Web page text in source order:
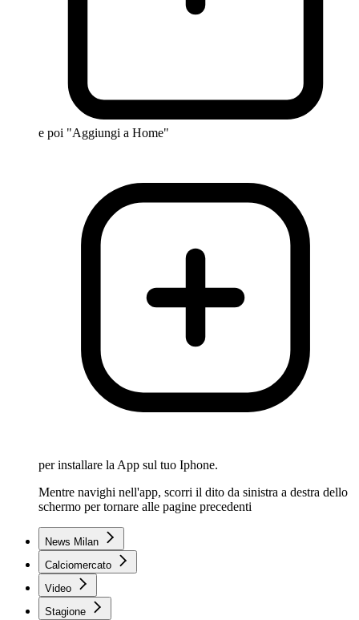
e poi "Aggiungi a Home"
per installare la App sul tuo Iphone.
Mentre navighi nell'app, scorri il dito da sinistra a destra dello
schermo per tornare alle pagine precedenti
News Milan
Calciomercato
Video
Stagione